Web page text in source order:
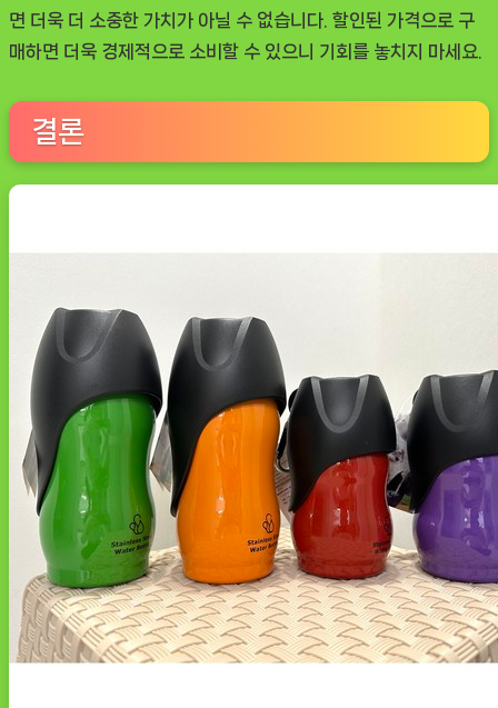
면 더욱 더 소중한 가치가 아닐 수 없습니다. 할인된 가격으로 구
매하면 더욱 경제적으로 소비할 수 있으니 기회를 놓치지 마세요.
결론